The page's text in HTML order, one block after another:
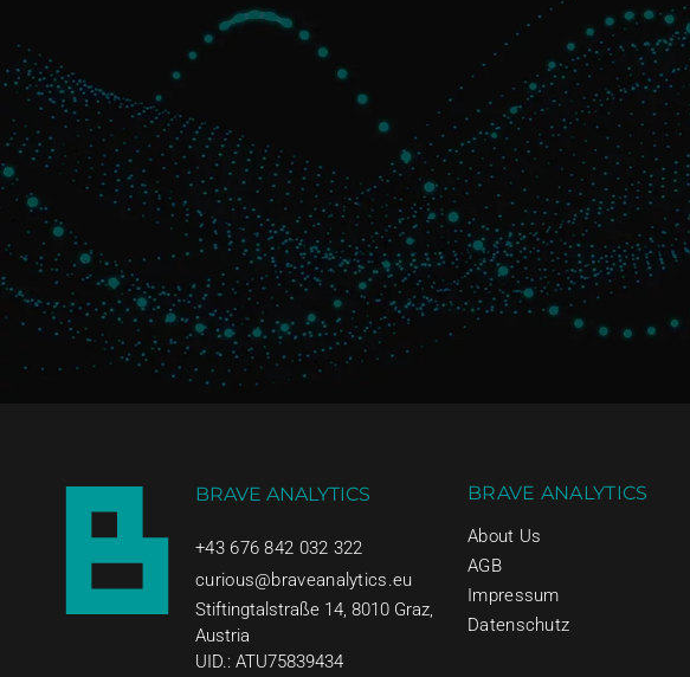
BRAVE ANALYTICS
+43 676 842 032 322
curious@braveanalytics.eu
Stiftingtalstraße 14, 8010 Graz,
Austria
UID.: ATU75839434
BRAVE ANALYTICS
About Us
AGB
Impressum
Datenschutz